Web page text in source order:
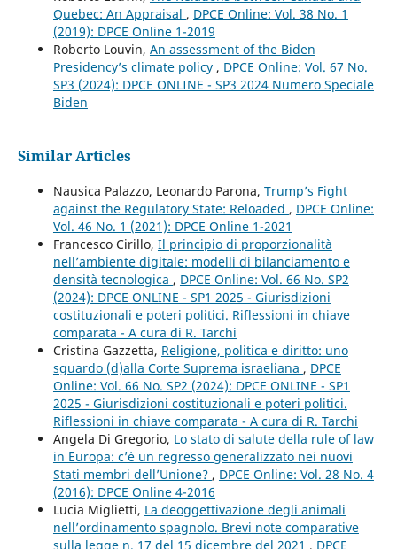
Quebec: An Appraisal , DPCE Online: Vol. 38 No. 1
(2019): DPCE Online 1-2019
Roberto Louvin, An assessment of the Biden
Presidency’s climate policy , DPCE Online: Vol. 67 No.
SP3 (2024): DPCE ONLINE - SP3 2024 Numero Speciale
Biden
Similar Articles
Nausica Palazzo, Leonardo Parona, Trump’s Fight
against the Regulatory State: Reloaded , DPCE Online:
Vol. 46 No. 1 (2021): DPCE Online 1-2021
Francesco Cirillo, Il principio di proporzionalità
nell’ambiente digitale: modelli di bilanciamento e
densità tecnologica , DPCE Online: Vol. 66 No. SP2
(2024): DPCE ONLINE - SP1 2025 - Giurisdizioni
costituzionali e poteri politici. Riflessioni in chiave
comparata - A cura di R. Tarchi
Cristina Gazzetta, Religione, politica e diritto: uno
sguardo (d)alla Corte Suprema israeliana , DPCE
Online: Vol. 66 No. SP2 (2024): DPCE ONLINE - SP1
2025 - Giurisdizioni costituzionali e poteri politici.
Riflessioni in chiave comparata - A cura di R. Tarchi
Angela Di Gregorio, Lo stato di salute della rule of law
in Europa: c’è un regresso generalizzato nei nuovi
Stati membri dell’Unione? , DPCE Online: Vol. 28 No. 4
(2016): DPCE Online 4-2016
Lucia Miglietti, La deoggettivazione degli animali
nell’ordinamento spagnolo. Brevi note comparative
sulla legge n. 17 del 15 dicembre del 2021 , DPCE